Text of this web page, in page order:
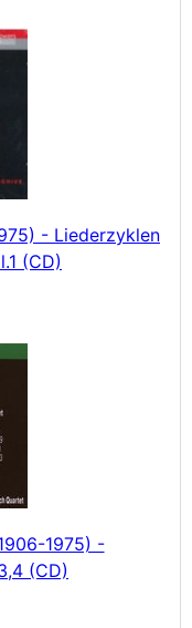
- Liederzyklen
(CD)
1975) -
(CD)